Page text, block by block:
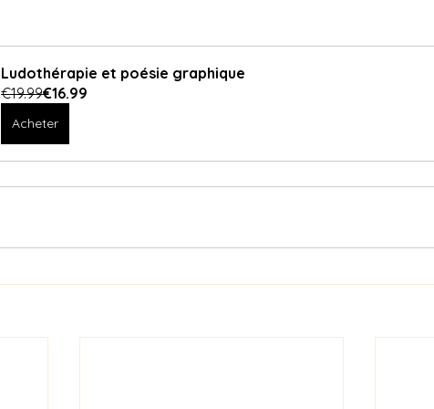
Ludothérapie et poésie graphique
€19.99€16.99
Acheter